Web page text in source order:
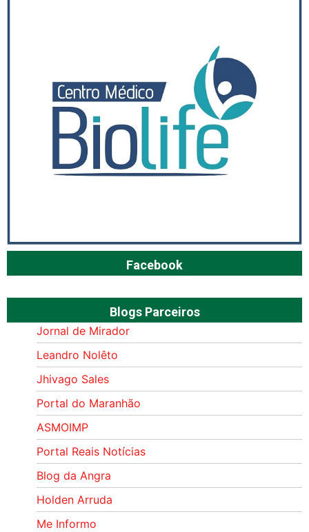
Facebook
Blogs Parceiros
Jornal de Mirador
Leandro Nolêto
Jhivago Sales
Portal do Maranhão
ASMOIMP
Portal Reais Notí­cias
Blog da Angra
Holden Arruda
Me Informo